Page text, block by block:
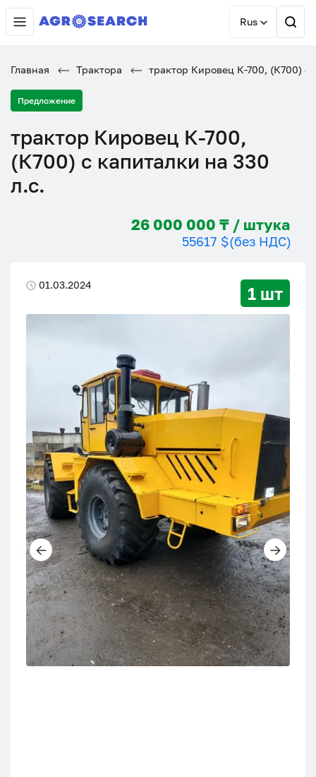
Rus
Главная Трактора трактор Кировец К-700, (К700) с
Предложение
трактор Кировец К-700,
(К700) с капиталки на 330
л.с.
26 000 000 ₸ / штука
55617 $(без НДС)
01.03.2024 1 шт